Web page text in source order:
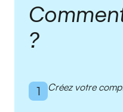
?
1 Créez votre